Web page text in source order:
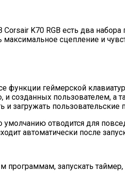
K70 RGB есть два набора
сцепление и
функции геймерской
и созданных пользователем, а
и загружать пользовательские
отводится для
автоматически после
запускать